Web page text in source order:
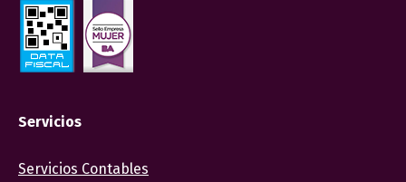
Servicios
Servicios Contables